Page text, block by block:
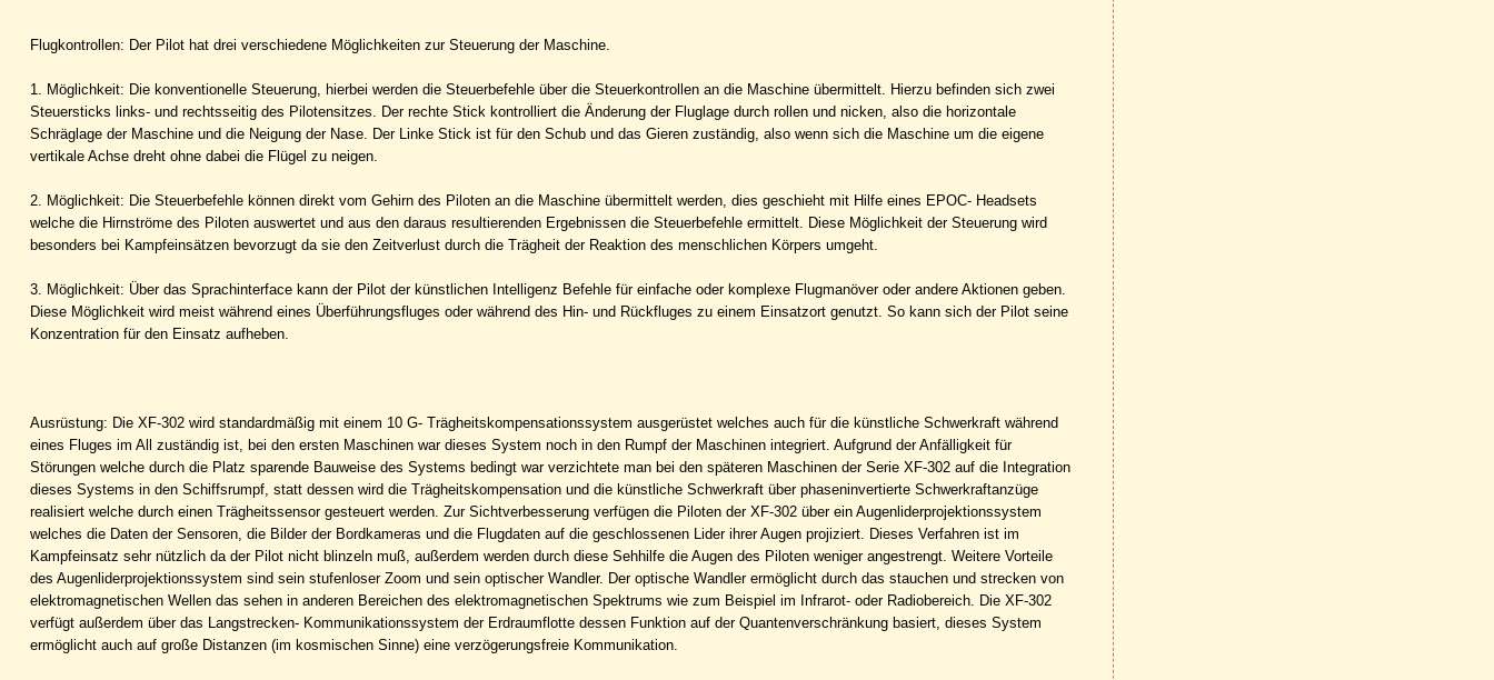
Flugkontrollen: Der Pilot hat drei verschiedene Möglichkeiten zur Steuerung der Maschine.
1. Möglichkeit: Die konventionelle Steuerung, hierbei werden die Steuerbefehle über die Steuerkontrollen an die Maschine übermittelt. Hierzu befinden sich zwei
Steuersticks links- und rechtsseitig des Pilotensitzes. Der rechte Stick kontrolliert die Änderung der Fluglage durch rollen und nicken, also die horizontale
Schräglage der Maschine und die Neigung der Nase. Der Linke Stick ist für den Schub und das Gieren zuständig, also wenn sich die Maschine um die eigene
vertikale Achse dreht ohne dabei die Flügel zu neigen.
2. Möglichkeit: Die Steuerbefehle können direkt vom Gehirn des Piloten an die Maschine übermittelt werden, dies geschieht mit Hilfe eines EPOC- Headsets
welche die Hirnströme des Piloten auswertet und aus den daraus resultierenden Ergebnissen die Steuerbefehle ermittelt. Diese Möglichkeit der Steuerung wird
besonders bei Kampfeinsätzen bevorzugt da sie den Zeitverlust durch die Trägheit der Reaktion des menschlichen Körpers umgeht.
3. Möglichkeit: Über das Sprachinterface kann der Pilot der künstlichen Intelligenz Befehle für einfache oder komplexe Flugmanöver oder andere Aktionen geben.
Diese Möglichkeit wird meist während eines Überführungsfluges oder während des Hin- und Rückfluges zu einem Einsatzort genutzt. So kann sich der Pilot seine
Konzentration für den Einsatz aufheben.
Ausrüstung: Die XF-302 wird standardmäßig mit einem 10 G- Trägheitskompensationssystem ausgerüstet welches auch für die künstliche Schwerkraft während
eines Fluges im All zuständig ist, bei den ersten Maschinen war dieses System noch in den Rumpf der Maschinen integriert. Aufgrund der Anfälligkeit für
Störungen welche durch die Platz sparende Bauweise des Systems bedingt war verzichtete man bei den späteren Maschinen der Serie XF-302 auf die Integration
dieses Systems in den Schiffsrumpf, statt dessen wird die Trägheitskompensation und die künstliche Schwerkraft über phaseninvertierte Schwerkraftanzüge
realisiert welche durch einen Trägheitssensor gesteuert werden. Zur Sichtverbesserung verfügen die Piloten der XF-302 über ein Augenliderprojektionssystem
welches die Daten der Sensoren, die Bilder der Bordkameras und die Flugdaten auf die geschlossenen Lider ihrer Augen projiziert. Dieses Verfahren ist im
Kampfeinsatz sehr nützlich da der Pilot nicht blinzeln muß, außerdem werden durch diese Sehhilfe die Augen des Piloten weniger angestrengt. Weitere Vorteile
des Augenliderprojektionssystem sind sein stufenloser Zoom und sein optischer Wandler. Der optische Wandler ermöglicht durch das stauchen und strecken von
elektromagnetischen Wellen das sehen in anderen Bereichen des elektromagnetischen Spektrums wie zum Beispiel im Infrarot- oder Radiobereich. Die XF-302
verfügt außerdem über das Langstrecken- Kommunikationssystem der Erdraumflotte dessen Funktion auf der Quantenverschränkung basiert, dieses System
ermöglicht auch auf große Distanzen (im kosmischen Sinne) eine verzögerungsfreie Kommunikation.